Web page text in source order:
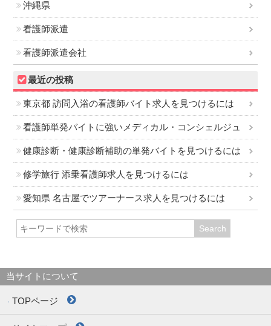
沖縄県
看護師派遣
看護師派遣会社
最近の投稿
東京都 訪問入浴の看護師バイト求人を見つけるには
看護師単発バイトに強いメディカル・コンシェルジュ
健康診断・健康診断補助の単発バイトを見つけるには
修学旅行 添乗看護師求人を見つけるには
愛知県 名古屋でツアーナース求人を見つけるには
当サイトについて
TOPページ